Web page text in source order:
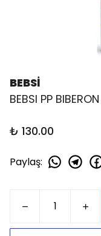
BEBSİ
BEBSI PP
₺ 130.00
Paylaş: